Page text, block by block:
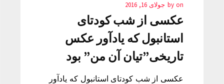
by on جولای 16, 2016
عکسی از شب کودتای
استانبول که یادآور عکس
تاریخی”تیان آن من” بود
عکسی از شب کودتای استانبول که یادآور